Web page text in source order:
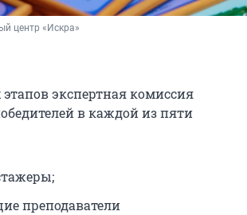
центр «Искра»
экспертная комиссия
в каждой из пяти
преподаватели